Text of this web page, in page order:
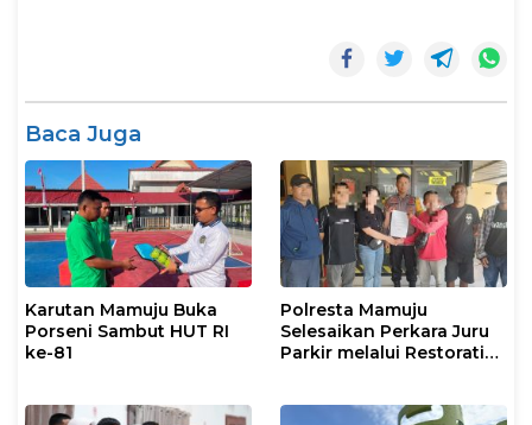
Baca Juga
Karutan Mamuju Buka
Porseni Sambut HUT RI
ke-81
Polresta Mamuju
Selesaikan Perkara Juru
Parkir melalui Restorative